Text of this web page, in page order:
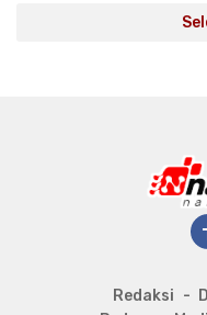
Redaksi